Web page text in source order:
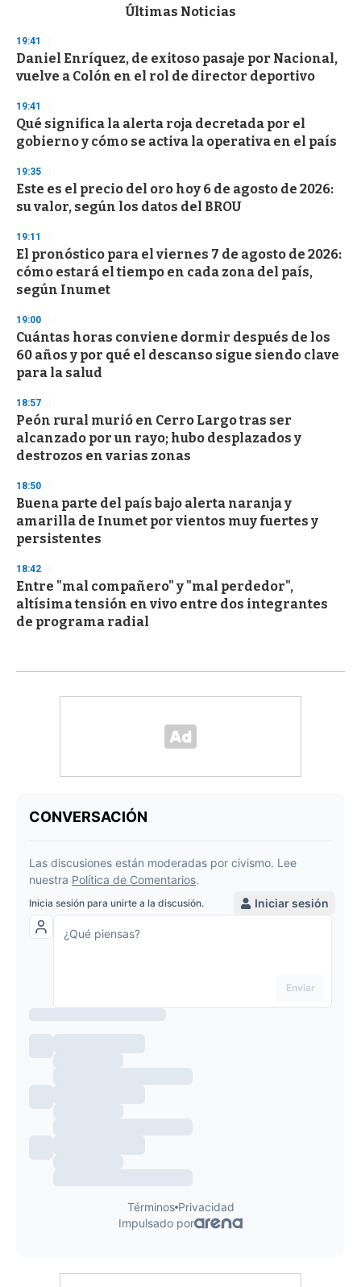
d
s
o
f
3
s
c
n
d
Últimas Noticias
19:41
Daniel Enríquez, de exitoso pasaje por Nacional,
vuelve a Colón en el rol de director deportivo
19:41
Qué significa la alerta roja decretada por el
gobierno y cómo se activa la operativa en el país
19:35
Este es el precio del oro hoy 6 de agosto de 2026:
su valor, según los datos del BROU
19:11
El pronóstico para el viernes 7 de agosto de 2026:
cómo estará el tiempo en cada zona del país,
según Inumet
19:00
Cuántas horas conviene dormir después de los
60 años y por qué el descanso sigue siendo clave
para la salud
18:57
Peón rural murió en Cerro Largo tras ser
alcanzado por un rayo; hubo desplazados y
destrozos en varias zonas
18:50
Buena parte del país bajo alerta naranja y
amarilla de Inumet por vientos muy fuertes y
persistentes
18:42
Entre "mal compañero" y "mal perdedor",
altísima tensión en vivo entre dos integrantes
de programa radial